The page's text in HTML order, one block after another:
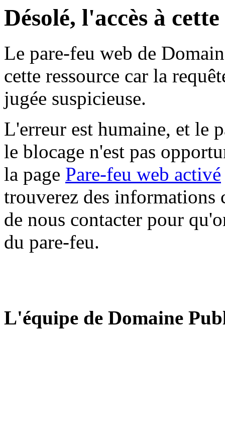
Désolé, l'accès à
Le pare-feu web de
cette ressource car la
jugée suspicieuse.
L'erreur est humaine, et le
le blocage n'est pas
la page Pare-feu web activé
trouverez des informations
de nous contacter pour
du pare-feu.
L'équipe de Domaine